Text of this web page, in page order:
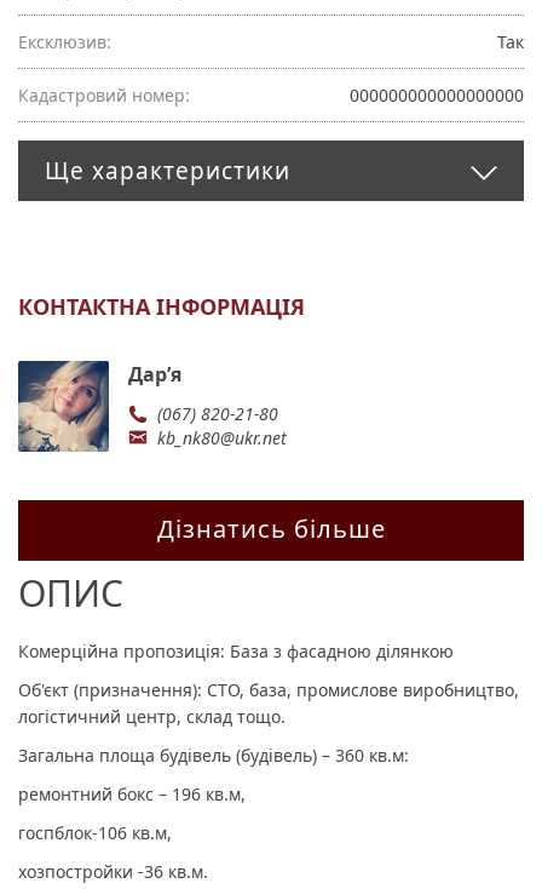
Ексклюзив: Так
Кадастровий номер: 000000000000000000
Ще характеристики
КОНТАКТНА ІНФОРМАЦІЯ
Дарʼя
(067) 820-21-80
kb_nk80@ukr.net
Дізнатись більше
ОПИС
Комерційна пропозиція: База з фасадною ділянкою
Об'єкт (призначення): СТО, база, промислове виробництво,
логістичний центр, склад тощо.
Загальна площа будівель (будівель) – 360 кв.м:
ремонтний бокс – 196 кв.м,
госпблок-106 кв.м,
хозпостройки -36 кв.м.